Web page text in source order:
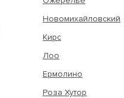
Новомихайловский
Кирс
Лоо
Ермолино
Роза Хутор